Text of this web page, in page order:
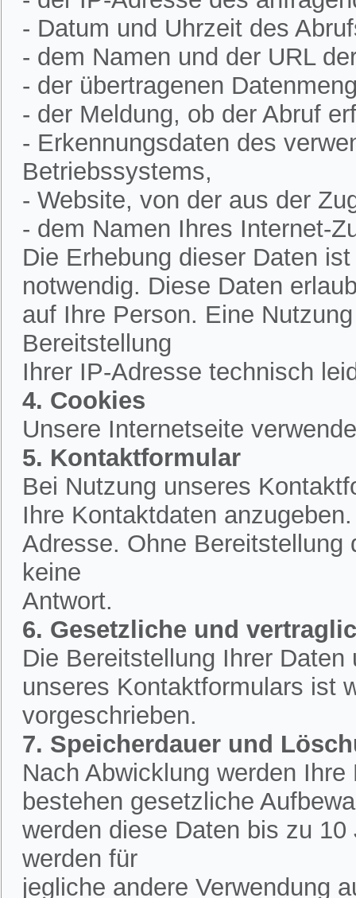
- Datum und Uhrzeit des
- dem Namen und der URL
- der übertragenen
- der Meldung, ob der Abruf
- Erkennungsdaten des
Betriebssystems,
- Website, von der aus der
- dem Namen Ihres Internet-
Die Erhebung dieser Daten
notwendig. Diese Daten
auf Ihre Person. Eine
Bereitstellung
Ihrer IP-Adresse technisch
4. Cookies
Unsere Internetseite
5. Kontaktformular
Bei Nutzung unseres
Ihre Kontaktdaten
Adresse. Ohne Bereitstellung
keine
Antwort.
6. Gesetzliche und
Die Bereitstellung Ihrer
unseres Kontaktformulars ist
vorgeschrieben.
7. Speicherdauer und
Nach Abwicklung werden
bestehen gesetzliche
werden diese Daten bis zu
werden für
jegliche andere Verwendung